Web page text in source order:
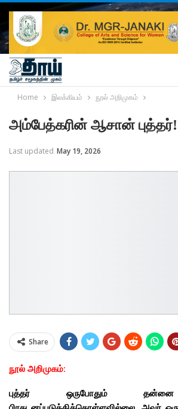
Home இலக்கியம் நூல் அறிமுகம்
அம்பேத்கரின் ஆசான் புத்தர்!
Last updated May 19, 2026
Share
நூல் அறிமுகம்:
புத்தர் ஒருபோதும் தன்னை